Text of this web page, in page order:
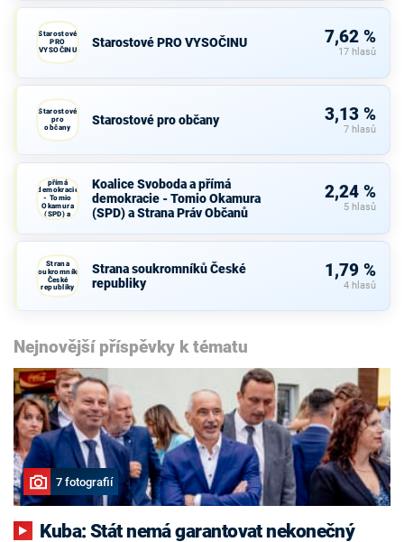
Starostové
PRO
VYSOČINU
Starostové PRO VYSOČINU 7,62 %
17 hlasů
Starostové
pro
občany
Starostové pro občany 3,13 %
7 hlasů
Koalice
přímá
demokracie
- Tomio
Okamura
(SPD) a
Strana Práv
Koalice Svoboda a přímá
demokracie - Tomio Okamura
(SPD) a Strana Práv Občanů
2,24 %
5 hlasů
Strana
soukromníků
České
republiky
Strana soukromníků České
republiky
1,79 %
4 hlasů
Nejnovější příspěvky k tématu
7 fotografií